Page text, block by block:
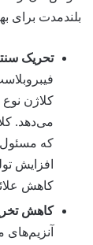
بلندمدت برای
تحریک
می‌دهد.
که مسئول
افزایش
کاهش
کاهش